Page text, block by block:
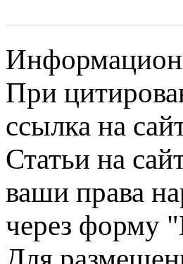
При
ссылка на
Статьи на
ваши права
через форму